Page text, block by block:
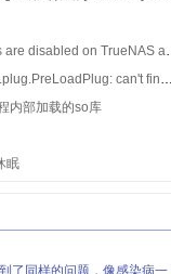
内部加载的so库
眠
了同样的问题，像感染病一